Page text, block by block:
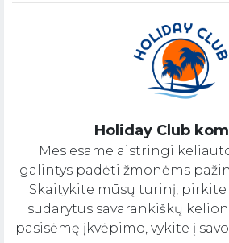
Holiday Club
Mes esame aistringi
galintys padėti žmonėms
Skaitykite mūsų turinį, pirkite
sudarytus savarankiškų
pasisėmę įkvėpimo, vykite į